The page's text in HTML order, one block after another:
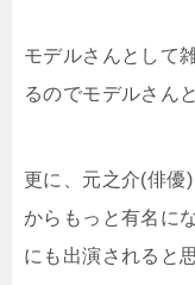
モデルさんとして
るのでモデルさん
更に、元之介(俳優
からもっと有名に
にも出演されると